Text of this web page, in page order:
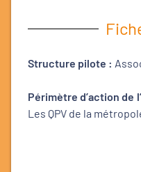
Structure pilote :
Périmètre d’action de
Les QPV de la